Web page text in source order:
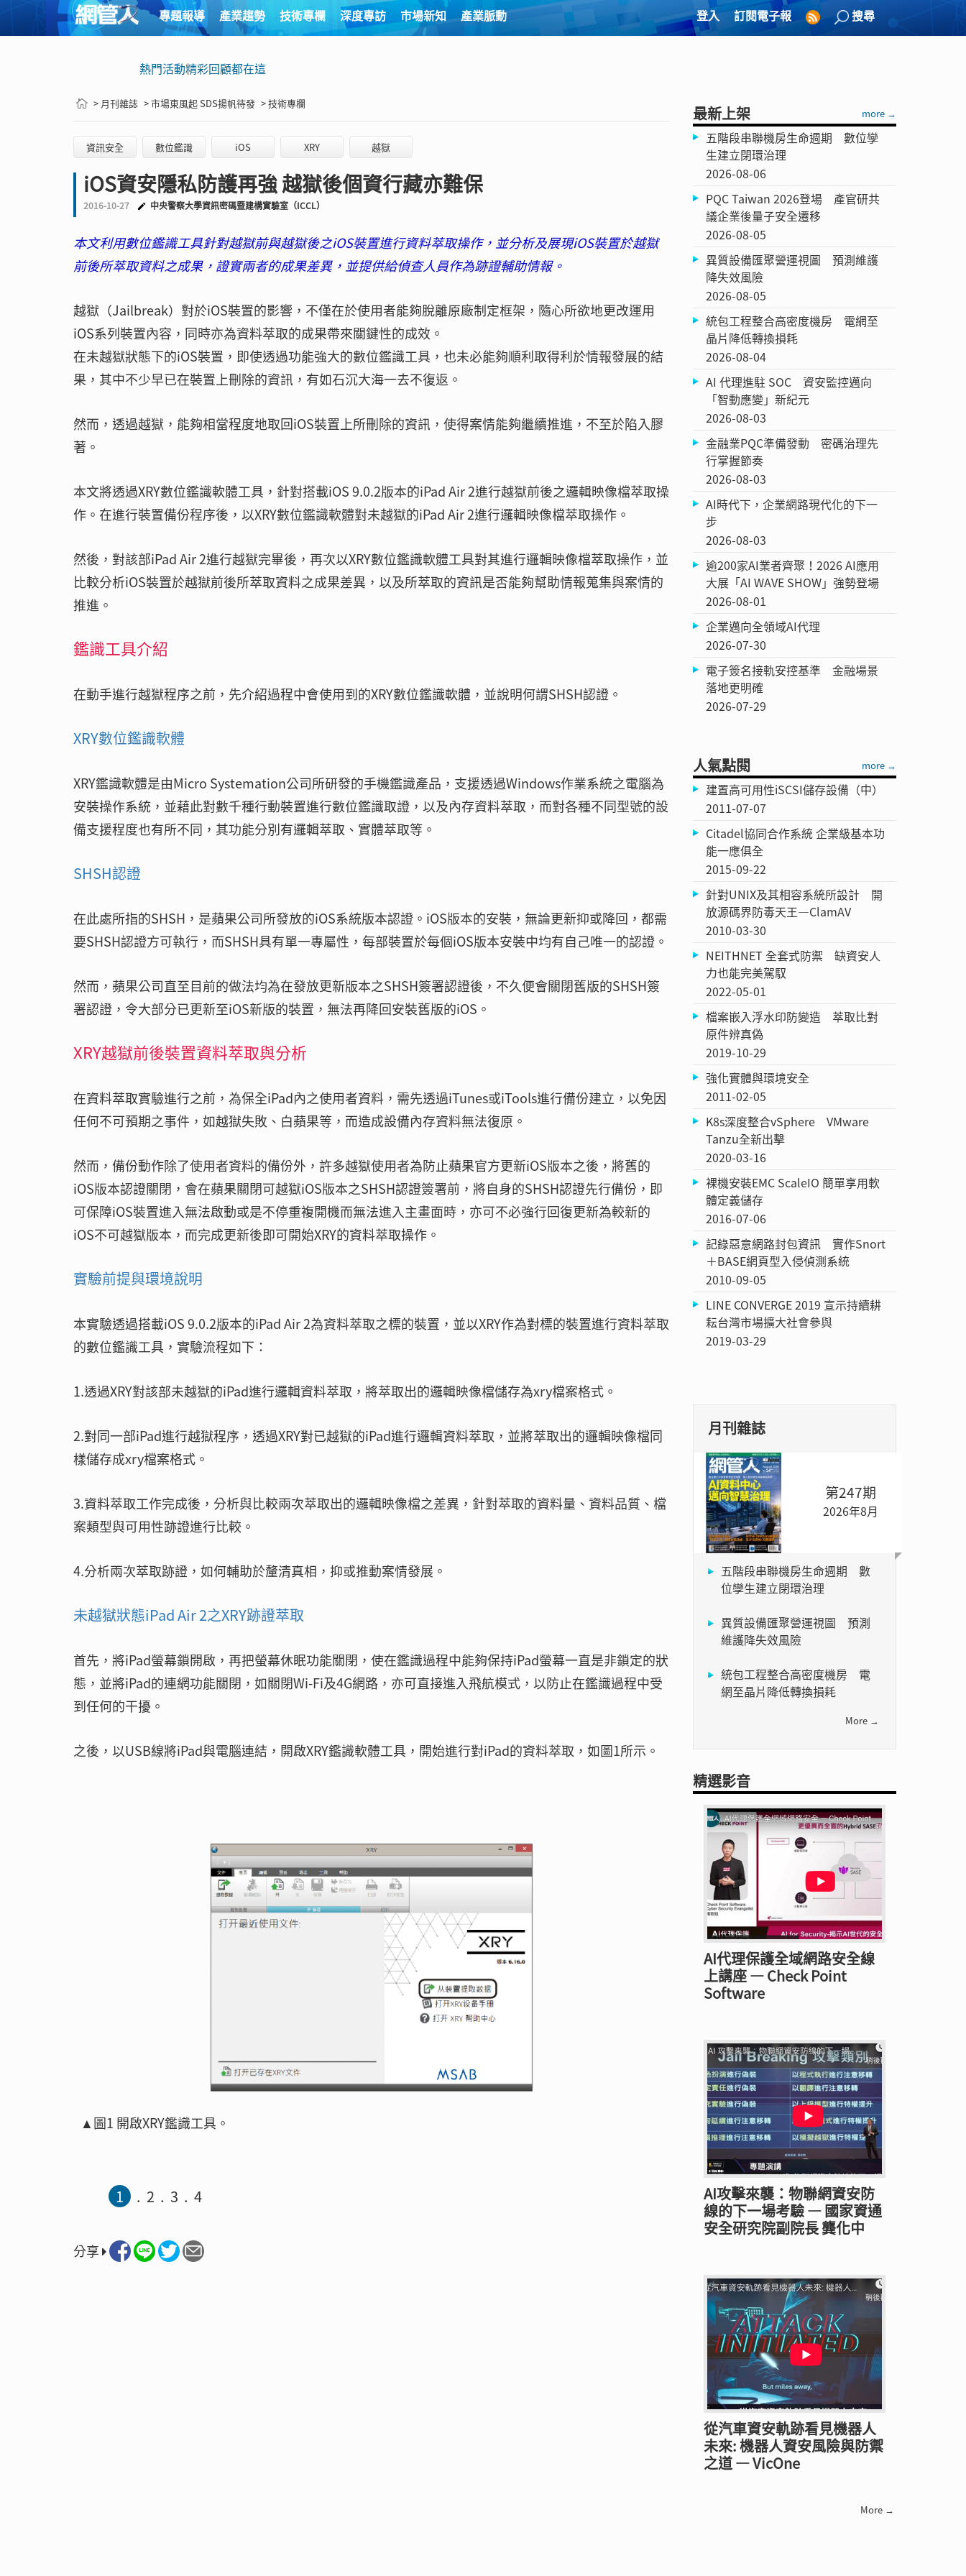
專題報導 產業趨勢 技術專欄 深度專訪 市場新知 產業脈動 登入 訂閱電子報 搜尋
熱門活動精彩回顧都在這
> 月刊雜誌 > 市場東風起 SDS揚帆待發 > 技術專欄
資訊安全 數位鑑識 iOS XRY 越獄
iOS資安隱私防護再強 越獄後個資行藏亦難保
2016-10-27 中央警察大學資訊密碼暨建構實驗室（ICCL）
本文利用數位鑑識工具針對越獄前與越獄後之iOS裝置進行資料萃取操作，並分析及展現iOS裝置於越獄
前後所萃取資料之成果，證實兩者的成果差異，並提供給偵查人員作為跡證輔助情報。
越獄（Jailbreak）對於iOS裝置的影響，不僅在於使用者能夠脫離原廠制定框架，隨心所欲地更改運用
iOS系列裝置內容，同時亦為資料萃取的成果帶來關鍵性的成效。
在未越獄狀態下的iOS裝置，即使透過功能強大的數位鑑識工具，也未必能夠順利取得利於情報發展的結
果，其中不少早已在裝置上刪除的資訊，有如石沉大海一去不復返。
然而，透過越獄，能夠相當程度地取回iOS裝置上所刪除的資訊，使得案情能夠繼續推進，不至於陷入膠
著。
本文將透過XRY數位鑑識軟體工具，針對搭載iOS 9.0.2版本的iPad Air 2進行越獄前後之邏輯映像檔萃取操
作。在進行裝置備份程序後，以XRY數位鑑識軟體對未越獄的iPad Air 2進行邏輯映像檔萃取操作。
然後，對該部iPad Air 2進行越獄完畢後，再次以XRY數位鑑識軟體工具對其進行邏輯映像檔萃取操作，並
比較分析iOS裝置於越獄前後所萃取資料之成果差異，以及所萃取的資訊是否能夠幫助情報蒐集與案情的
推進。
鑑識工具介紹
在動手進行越獄程序之前，先介紹過程中會使用到的XRY數位鑑識軟體，並說明何謂SHSH認證。
XRY數位鑑識軟體
XRY鑑識軟體是由Micro Systemation公司所研發的手機鑑識產品，支援透過Windows作業系統之電腦為
安裝操作系統，並藉此對數千種行動裝置進行數位鑑識取證，以及內存資料萃取，而對各種不同型號的設
備支援程度也有所不同，其功能分別有邏輯萃取、實體萃取等。
SHSH認證
在此處所指的SHSH，是蘋果公司所發放的iOS系統版本認證。iOS版本的安裝，無論更新抑或降回，都需
要SHSH認證方可執行，而SHSH具有單一專屬性，每部裝置於每個iOS版本安裝中均有自己唯一的認證。
然而，蘋果公司直至目前的做法均為在發放更新版本之SHSH簽署認證後，不久便會關閉舊版的SHSH簽
署認證，令大部分已更新至iOS新版的裝置，無法再降回安裝舊版的iOS。
XRY越獄前後裝置資料萃取與分析
在資料萃取實驗進行之前，為保全iPad內之使用者資料，需先透過iTunes或iTools進行備份建立，以免因
任何不可預期之事件，如越獄失敗、白蘋果等，而造成設備內存資料無法復原。
然而，備份動作除了使用者資料的備份外，許多越獄使用者為防止蘋果官方更新iOS版本之後，將舊的
iOS版本認證關閉，會在蘋果關閉可越獄iOS版本之SHSH認證簽署前，將自身的SHSH認證先行備份，即
可保障iOS裝置進入無法啟動或是不停重複開機而無法進入主畫面時，亦可不必強行回復更新為較新的
iOS不可越獄版本，而完成更新後即可開始XRY的資料萃取操作。
實驗前提與環境說明
本實驗透過搭載iOS 9.0.2版本的iPad Air 2為資料萃取之標的裝置，並以XRY作為對標的裝置進行資料萃取
的數位鑑識工具，實驗流程如下：
1.透過XRY對該部未越獄的iPad進行邏輯資料萃取，將萃取出的邏輯映像檔儲存為xry檔案格式。
2.對同一部iPad進行越獄程序，透過XRY對已越獄的iPad進行邏輯資料萃取，並將萃取出的邏輯映像檔同
樣儲存成xry檔案格式。
3.資料萃取工作完成後，分析與比較兩次萃取出的邏輯映像檔之差異，針對萃取的資料量、資料品質、檔
案類型與可用性跡證進行比較。
4.分析兩次萃取跡證，如何輔助於釐清真相，抑或推動案情發展。
未越獄狀態iPad Air 2之XRY跡證萃取
首先，將iPad螢幕鎖開啟，再把螢幕休眠功能關閉，使在鑑識過程中能夠保持iPad螢幕一直是非鎖定的狀
態，並將iPad的連網功能關閉，如關閉Wi-Fi及4G網路，亦可直接進入飛航模式，以防止在鑑識過程中受
到任何的干擾。
之後，以USB線將iPad與電腦連結，開啟XRY鑑識軟體工具，開始進行對iPad的資料萃取，如圖1所示。
▲圖1 開啟XRY鑑識工具。
1 2 3 4
分享
最新上架 more →
五階段串聯機房生命週期 數位孿
生建立閉環治理
2026-08-06
PQC Taiwan 2026登場 產官研共
議企業後量子安全遷移
2026-08-05
異質設備匯聚營運視圖 預測維護
降失效風險
2026-08-05
統包工程整合高密度機房 電網至
晶片降低轉換損耗
2026-08-04
AI 代理進駐 SOC 資安監控邁向
「智動應變」新紀元
2026-08-03
金融業PQC準備發動 密碼治理先
行掌握節奏
2026-08-03
AI時代下，企業網路現代化的下一
步
2026-08-03
逾200家AI業者齊聚！2026 AI應用
大展「AI WAVE SHOW」強勢登場
2026-08-01
企業邁向全領域AI代理
2026-07-30
電子簽名接軌安控基準 金融場景
落地更明確
2026-07-29
人氣點閱 more →
建置高可用性iSCSI儲存設備（中）
2011-07-07
Citadel協同合作系統 企業級基本功
能一應俱全
2015-09-22
針對UNIX及其相容系統所設計 開
放源碼界防毒天王—ClamAV
2010-03-30
NEITHNET 全套式防禦 缺資安人
力也能完美駕馭
2022-05-01
檔案嵌入浮水印防變造 萃取比對
原件辨真偽
2019-10-29
強化實體與環境安全
2011-02-05
K8s深度整合vSphere VMware
Tanzu全新出擊
2020-03-16
裸機安裝EMC ScaleIO 簡單享用軟
體定義儲存
2016-07-06
記錄惡意網路封包資訊 實作Snort
＋BASE網頁型入侵偵測系統
2010-09-05
LINE CONVERGE 2019 宣示持續耕
耘台灣市場擴大社會參與
2019-03-29
月刊雜誌
第247期
2026年8月
五階段串聯機房生命週期 數
位孿生建立閉環治理
異質設備匯聚營運視圖 預測
維護降失效風險
統包工程整合高密度機房 電
網至晶片降低轉換損耗
More →
精選影音
AI代理保護全域網路安全線
上講座 — Check Point
Software
AI攻擊來襲：物聯網資安防
線的下一場考驗 — 國家資通
安全研究院副院長 龔化中
從汽車資安軌跡看見機器人
未來: 機器人資安風險與防禦
之道 — VicOne
More →